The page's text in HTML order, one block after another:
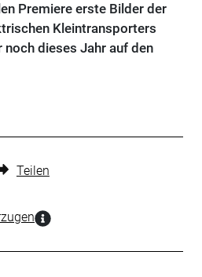
Premiere erste Bilder der
Kleintransporters
dieses Jahr auf den
Teilen